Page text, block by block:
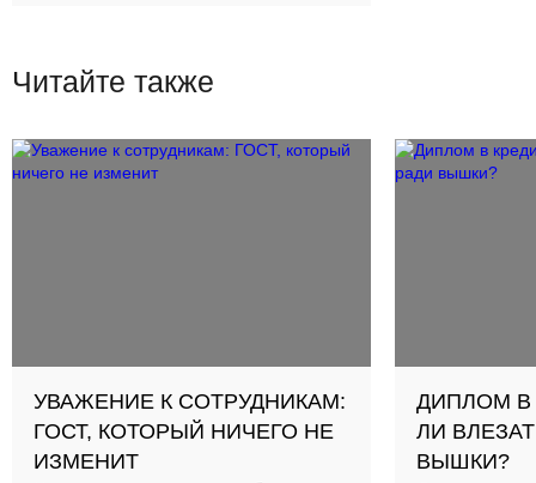
Павлова, медиацентр «ТРИ
Читайте также
УВАЖЕНИЕ К СОТРУДНИКАМ:
ГОСТ, КОТОРЫЙ НИЧЕГО НЕ
ИЗМЕНИТ
ДИПЛОМ В
ЛИ
ВЫШКИ?